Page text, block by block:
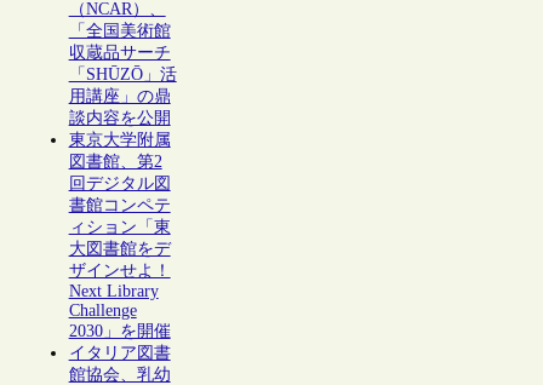
（NCAR）、
「全国美術館
収蔵品サーチ
「SHŪZŌ」活
用講座」の鼎
談内容を公開
東京大学附属
図書館、第2
回デジタル図
書館コンペテ
ィション「東
大図書館をデ
ザインせよ！
Next Library
Challenge
2030」を開催
イタリア図書
館協会、乳幼